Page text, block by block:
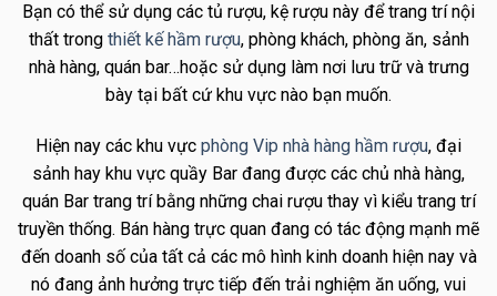
Bạn có thể sử dụng các tủ rượu, kệ rượu này để trang trí nội
thất trong thiết kế hầm rượu, phòng khách, phòng ăn, sảnh
nhà hàng, quán bar…hoặc sử dụng làm nơi lưu trữ và trưng
bày tại bất cứ khu vực nào bạn muốn.
Hiện nay các khu vực phòng Vip nhà hàng hầm rượu, đại
sảnh hay khu vực quầy Bar đang được các chủ nhà hàng,
quán Bar trang trí bằng những chai rượu thay vì kiểu trang trí
truyền thống. Bán hàng trực quan đang có tác động mạnh mẽ
đến doanh số của tất cả các mô hình kinh doanh hiện nay và
nó đang ảnh hưởng trực tiếp đến trải nghiệm ăn uống, vui